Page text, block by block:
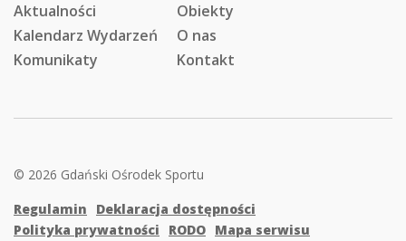
Aktualności
Obiekty
Kalendarz Wydarzeń
O nas
Komunikaty
Kontakt
© 2026 Gdański Ośrodek Sportu
Regulamin
Deklaracja dostępności
Polityka prywatności
RODO Mapa serwisu